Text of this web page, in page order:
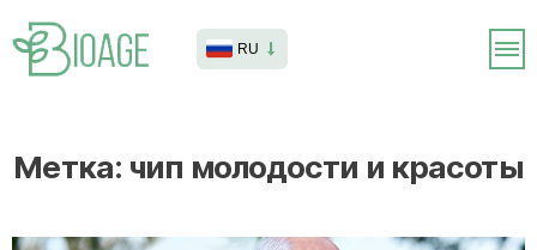
RU
Метка: чип молодости и красоты